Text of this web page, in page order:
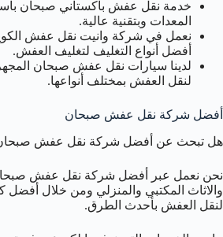
خدمة نقل عفش باكستاني صبحان
المعدات وبتقنية عالية.
نعمل في شركة وانيت نقل عفش
أفضل أنواع التغليف لتغليف العفش.
لدينا سيارات نقل عفش صبحان
لنقل العفش بمختلف أنواعها.
أفضل شركة نقل عفش صبحان
هل تبحث عن أفضل شركة نقل عفش
نحن نعمل عبر أفضل شركة نقل عفش
والاثاث المكتبي والمنزلي ومن خلال
لنقل العفش بأحدث الطرق.